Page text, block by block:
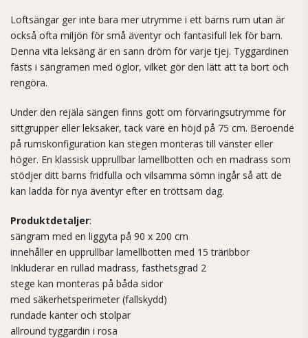
Loftsängar ger inte bara mer utrymme i ett barns rum utan är
också ofta miljön för små äventyr och fantasifull lek för barn.
Denna vita leksäng är en sann dröm för varje tjej. Tyggardinen
fästs i sängramen med öglor, vilket gör den lätt att ta bort och
rengöra.
Under den rejäla sängen finns gott om förvaringsutrymme för
sittgrupper eller leksaker, tack vare en höjd på 75 cm. Beroende
på rumskonfiguration kan stegen monteras till vänster eller
höger. En klassisk upprullbar lamellbotten och en madrass som
stödjer ditt barns fridfulla och vilsamma sömn ingår så att de
kan ladda för nya äventyr efter en tröttsam dag.
Produktdetaljer:
sängram med en liggyta på 90 x 200 cm
innehåller en upprullbar lamellbotten med 15 träribbor
Inkluderar en rullad madrass, fasthetsgrad 2
stege kan monteras på båda sidor
med säkerhetsperimeter (fallskydd)
rundade kanter och stolpar
allround tyggardin i rosa